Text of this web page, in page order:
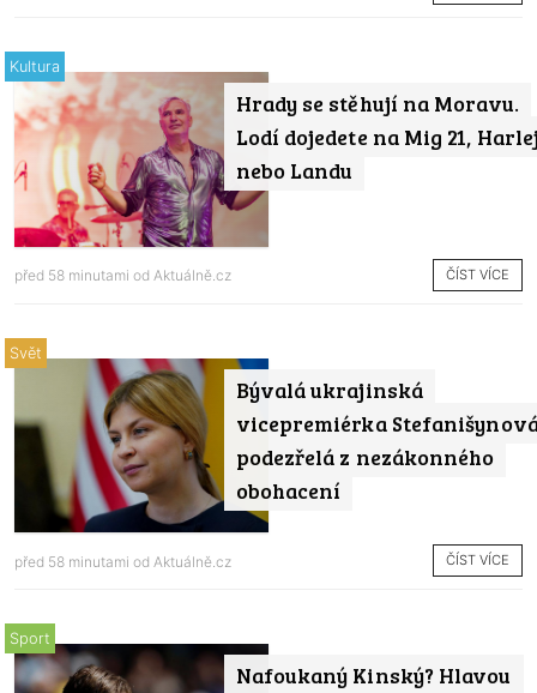
Hrady se stěhují na Moravu.
Lodí dojedete na Mig 21,
nebo Landu
Kultura
před 58 minutami od Aktuálně.cz ČÍST VÍCE
Bývalá ukrajinská
vicepremiérka
podezřelá z nezákonného
obohacení
Svět
před 58 minutami od Aktuálně.cz ČÍST VÍCE
Nafoukaný Kinský? Hlavou
Sport